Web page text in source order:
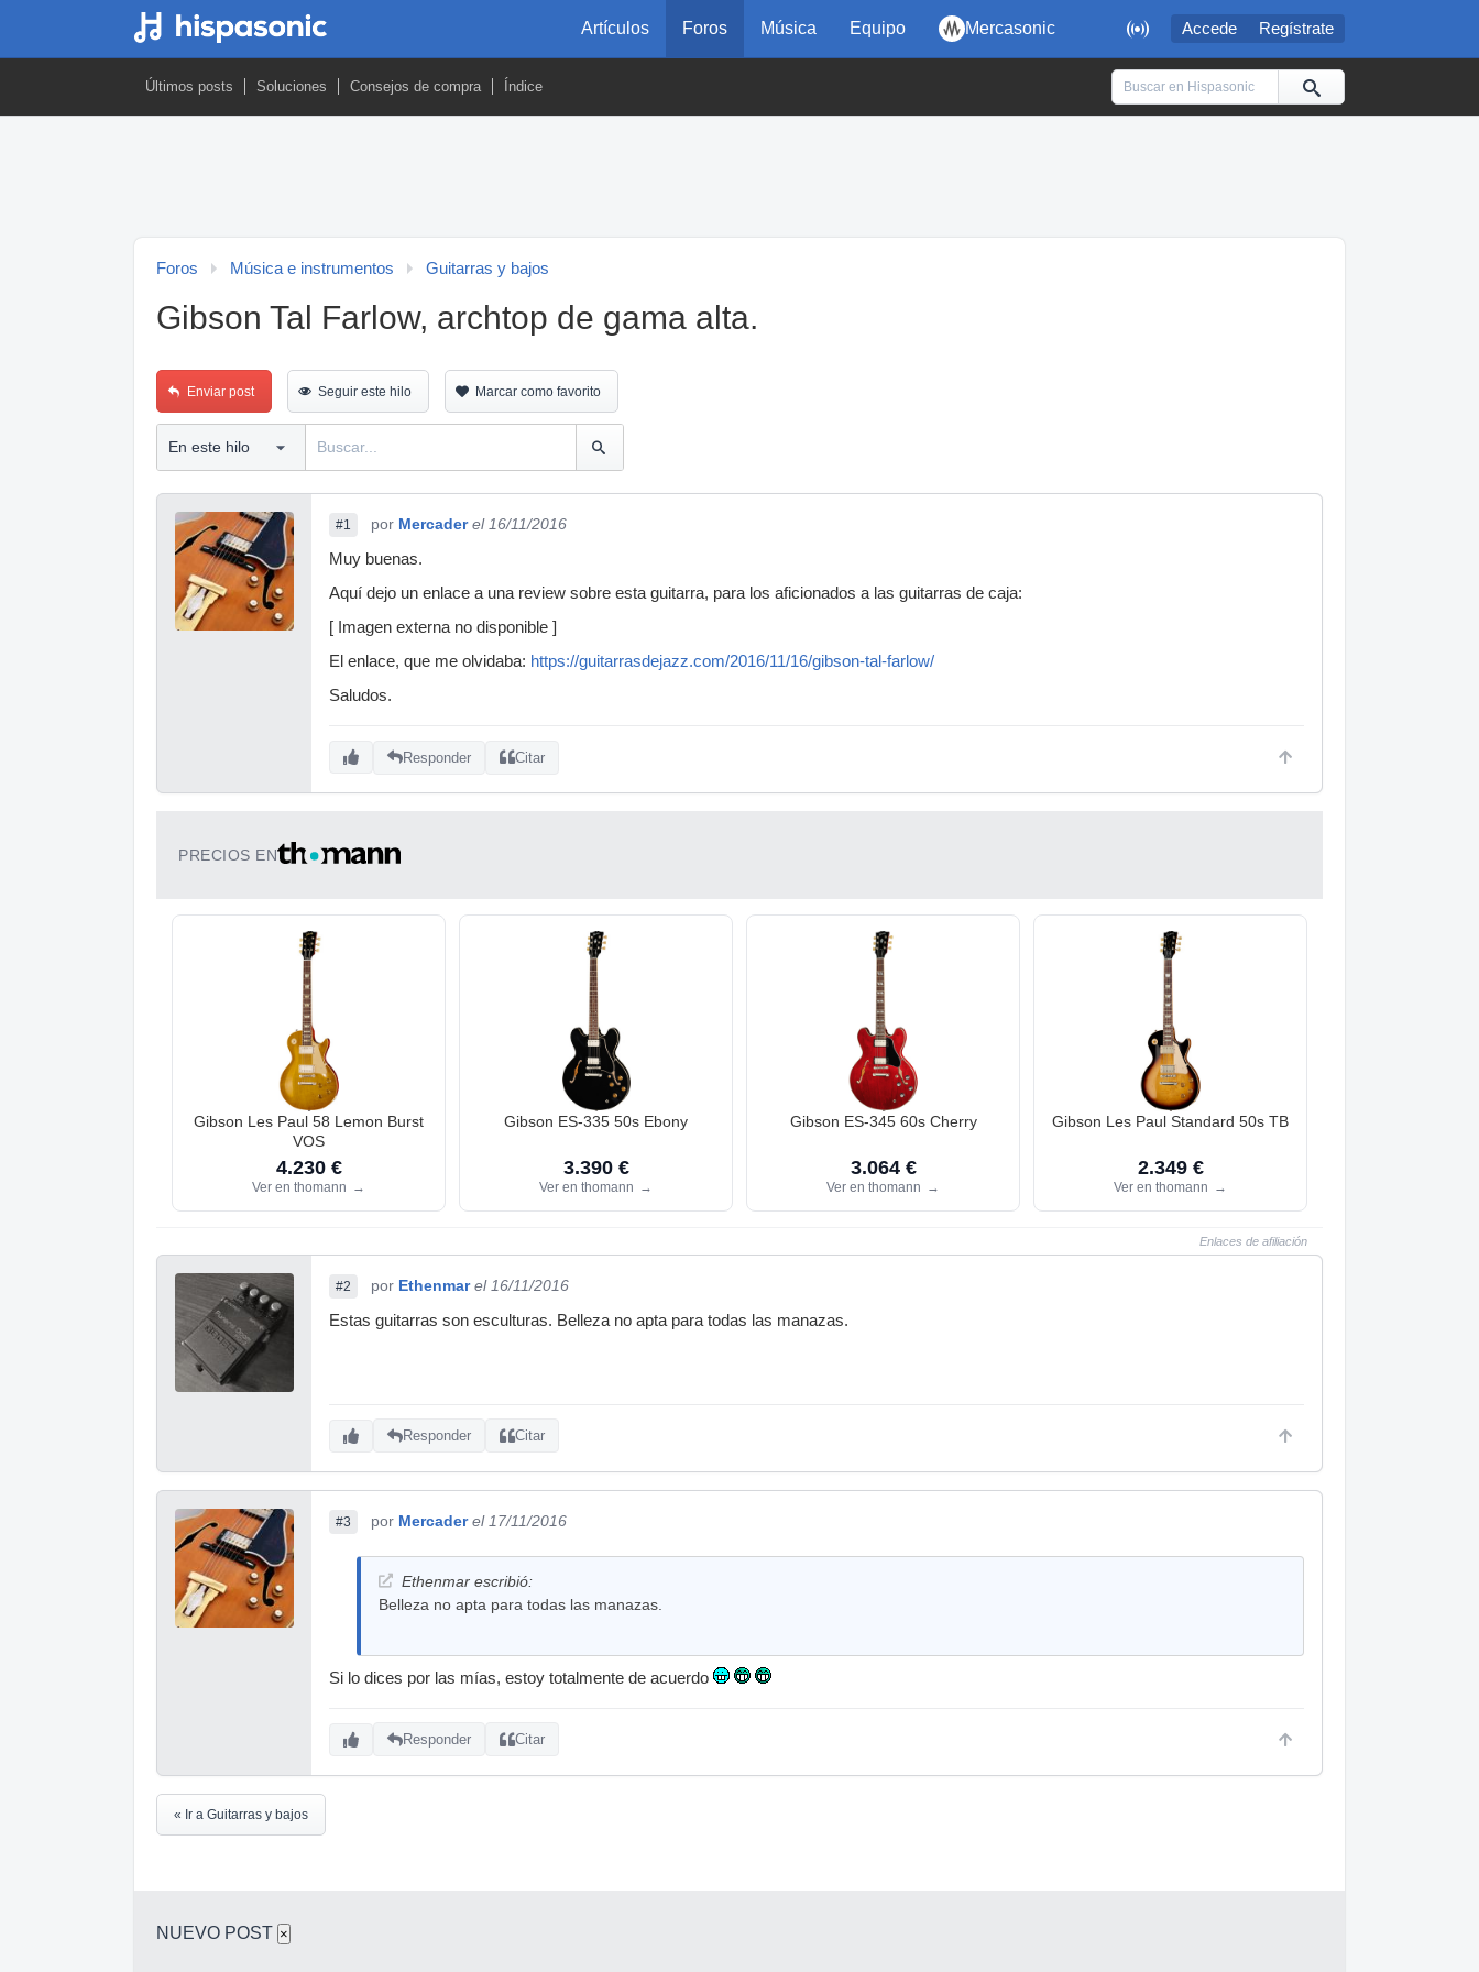
 Accede Regístrate
Artículos Foros Música Equipo Mercasonic
Últimos posts Soluciones Consejos de compra Índice
Foros Música e instrumentos Guitarras y bajos
Gibson Tal Farlow, archtop de gama alta.
Enviar post Seguir este hilo Marcar como favorito
#1 por Mercader el 16/11/2016
Muy buenas.
Aquí dejo un enlace a una review sobre esta guitarra, para los aficionados a las guitarras de caja:
[ Imagen externa no disponible ]
El enlace, que me olvidaba: https://guitarrasdejazz.com/2016/11/16/gibson-tal-farlow/
Saludos.
Responder Citar
PRECIOS EN
Gibson Les Paul 58 Lemon Burst
VOS
4.230 €
Ver en thomann →
Gibson ES-335 50s Ebony
3.390 €
Ver en thomann →
Gibson ES-345 60s Cherry
3.064 €
Ver en thomann →
Gibson Les Paul Standard 50s TB
2.349 €
Ver en thomann →
Enlaces de afiliación
#2 por Ethenmar el 16/11/2016
Estas guitarras son esculturas. Belleza no apta para todas las manazas.
Responder Citar
#3 por Mercader el 17/11/2016
Ethenmar escribió:
Belleza no apta para todas las manazas.
Si lo dices por las mías, estoy totalmente de acuerdo
Responder Citar
« Ir a Guitarras y bajos
NUEVO POST ×